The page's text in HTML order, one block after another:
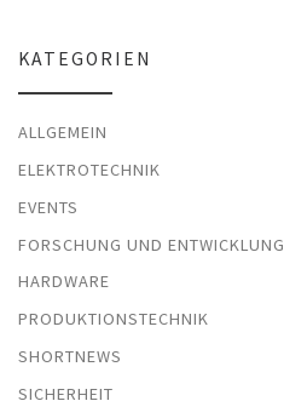
KATEGORIEN
ALLGEMEIN
ELEKTROTECHNIK
EVENTS
FORSCHUNG UND ENTWICKLUNG
HARDWARE
PRODUKTIONSTECHNIK
SHORTNEWS
SICHERHEIT